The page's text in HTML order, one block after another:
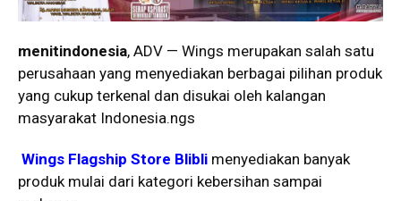
menitindonesia, ADV — Wings merupakan salah satu
perusahaan yang menyediakan berbagai pilihan produk
yang cukup terkenal dan disukai oleh kalangan
masyarakat Indonesia.ngs
Wings Flagship Store Blibli menyediakan banyak
produk mulai dari kategori kebersihan sampai